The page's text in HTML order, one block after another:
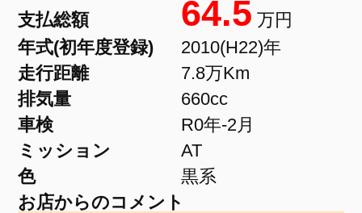
支払総額 64.5 万円
年式(初年度登録)
2010(H22)年
走行距離
7.8万Km
排気量
660cc
車検
R0年-2月
ミッション
AT
色
黒系
お店からのコメント